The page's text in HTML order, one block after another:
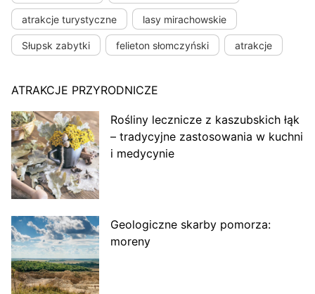
atrakcje turystyczne lasy mirachowskie
Słupsk zabytki felieton słomczyński atrakcje
ATRAKCJE PRZYRODNICZE
Rośliny lecznicze z kaszubskich łąk
– tradycyjne zastosowania w kuchni
i medycynie
Geologiczne skarby pomorza:
moreny